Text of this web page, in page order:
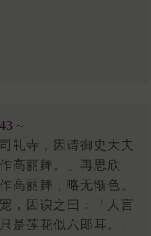
～
礼寺，因请御史大夫
高丽舞。」再思欣
高丽舞，略无惭色。
，因谀之曰：「人言
是莲花似六郎耳。」